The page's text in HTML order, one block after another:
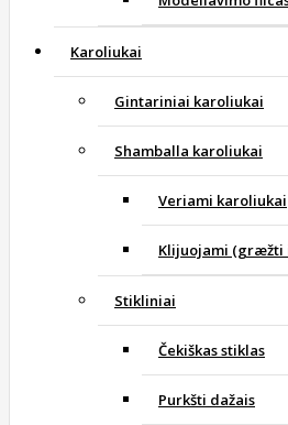
Karoliukai
Gintariniai karoliukai
Shamballa karoliukai
Veriami karoliukai
Klijuojami (græžti
Stikliniai
Čekiškas stiklas
Purkšti dažais